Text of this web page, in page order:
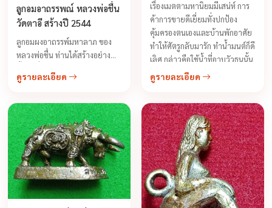
ลูกอมอาถรรพณ์ หลวงพ่อชื่น
วัดตาอี สร้างปี 2544
ลูกอมผงอาถรรพ์มหาลาภ ของ
หลวงพ่อชื่น ท่านได้สร้างอย่าง
ด้วยผงพุทธคุณอิติปิโส ผงนว
ดูรายละเอียด
เรื่องเมตตามหานิยมมีเสน่ห์ การ
ค้าการขายดีเยี่ยมทั่งปกป้อง
คุ้มครองตนเองและบ้านพักอาศัย
ทำให้ศัตรูกลับมารัก ทำน้ำมนต์ก็ดี
เลิศ กล่าวคือใช้น้ำที่อาบวัวธนูนั้น
มาอาบตัวเรา เชื่อว่าจะไม่เจ็บป่วย
หรือถ้าป่วยอยู่ ก็จะหายวันหาย
ดูรายละเอียด